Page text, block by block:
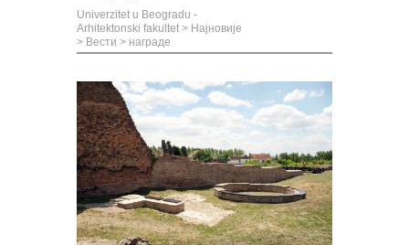
Univerzitet u Beogradu -
Arhitektonski fakultet > Најновије
> Вести > награде